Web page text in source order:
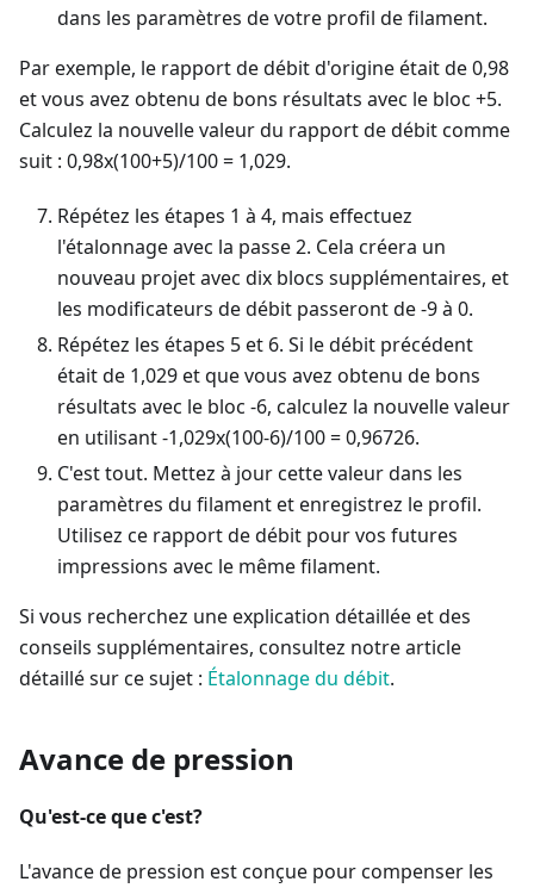
dans les paramètres de votre profil de filament.
Par exemple, le rapport de débit d'origine était de 0,98
et vous avez obtenu de bons résultats avec le bloc +5.
Calculez la nouvelle valeur du rapport de débit comme
suit : 0,98x(100+5)/100 = 1,029.
Répétez les étapes 1 à 4, mais effectuez
l'étalonnage avec la passe 2. Cela créera un
nouveau projet avec dix blocs supplémentaires, et
les modificateurs de débit passeront de -9 à 0.
Répétez les étapes 5 et 6. Si le débit précédent
était de 1,029 et que vous avez obtenu de bons
résultats avec le bloc -6, calculez la nouvelle valeur
en utilisant -1,029x(100-6)/100 = 0,96726.
C'est tout. Mettez à jour cette valeur dans les
paramètres du filament et enregistrez le profil.
Utilisez ce rapport de débit pour vos futures
impressions avec le même filament.
Si vous recherchez une explication détaillée et des
conseils supplémentaires, consultez notre article
détaillé sur ce sujet : Étalonnage du débit.
Avance de pression
Qu'est-ce que c'est?
L'avance de pression est conçue pour compenser les